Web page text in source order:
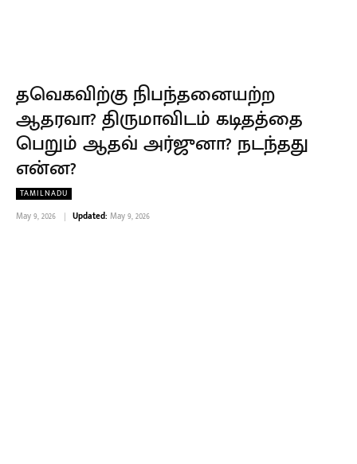
தவெகவிற்கு நிபந்தனையற்ற
ஆதரவா? திருமாவிடம் கடிதத்தை
பெறும் ஆதவ் அர்ஜுனா? நடந்தது
என்ன?
TAMILNADU
May 9, 2026 Updated: May 9, 2026